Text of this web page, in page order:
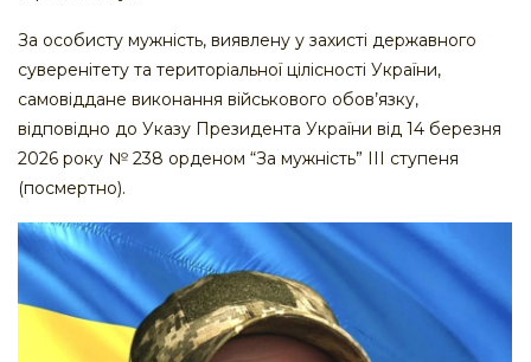
За особисту мужність, виявлену у захисті державного
суверенітету та територіальної цілісності України,
самовіддане виконання військового обов’язку,
відповідно до Указу Президента України від 14 березня
2026 року № 238 орденом “За мужність” ІІІ ступеня
(посмертно).